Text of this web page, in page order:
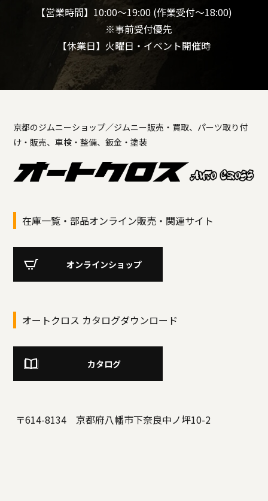
【営業時間】10:00～19:00 (作業受付～18:00)
※事前受付優先
【休業日】火曜日・イベント開催時
京都のジムニーショップ／ジムニー販売・買取、パーツ取り付
け・販売、車検・整備、鈑金・塗装
在庫一覧・部品オンライン販売・関連サイト
オンラインショップ
オートクロス カタログダウンロード
カタログ
〒614-8134 京都府八幡市下奈良中ノ坪10-2